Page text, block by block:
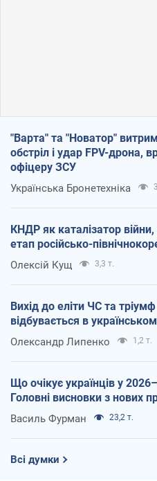
"Варта" та "Новатор"
обстріл і удар FPV-дрона,
офіцеру ЗСУ
Українська Бронетехніка
КНДР як каталізатор
етап російсько-
Олексій Кущ 3,3 т.
Вихід до еліти ЧС та
відбувається в
Олександр Липенко 1,2 т.
Що очікує українців у
Головні висновки з нових
Василь Фурман 23,2 т.
Всі думки